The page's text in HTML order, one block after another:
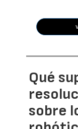
Qué
sobre